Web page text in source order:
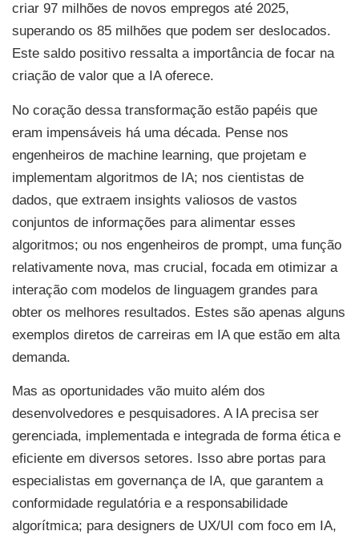
criar 97 milhões de novos empregos até 2025,
superando os 85 milhões que podem ser deslocados.
Este saldo positivo ressalta a importância de focar na
criação de valor que a IA oferece.
No coração dessa transformação estão papéis que
eram impensáveis há uma década. Pense nos
engenheiros de machine learning, que projetam e
implementam algoritmos de IA; nos cientistas de
dados, que extraem insights valiosos de vastos
conjuntos de informações para alimentar esses
algoritmos; ou nos engenheiros de prompt, uma função
relativamente nova, mas crucial, focada em otimizar a
interação com modelos de linguagem grandes para
obter os melhores resultados. Estes são apenas alguns
exemplos diretos de carreiras em IA que estão em alta
demanda.
Mas as oportunidades vão muito além dos
desenvolvedores e pesquisadores. A IA precisa ser
gerenciada, implementada e integrada de forma ética e
eficiente em diversos setores. Isso abre portas para
especialistas em governança de IA, que garantem a
conformidade regulatória e a responsabilidade
algorítmica; para designers de UX/UI com foco em IA,